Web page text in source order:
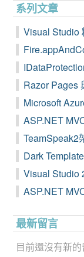
系列文章
Visual Studio
Razor Pages
Microsoft
ASP.NET
TeamSpeak2
Dark Template
Visual Studio
ASP.NET
最新留言
目前還沒有新